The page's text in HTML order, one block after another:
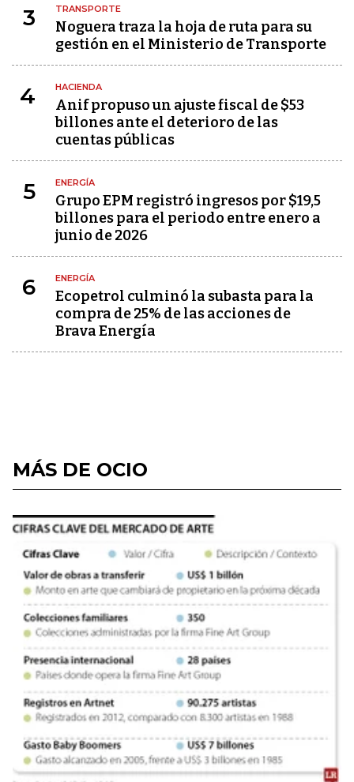
3 TRANSPORTE
Noguera traza la hoja de ruta para su
gestión en el Ministerio de Transporte
4 HACIENDA
Anif propuso un ajuste fiscal de $53
billones ante el deterioro de las
cuentas públicas
5 ENERGÍA
Grupo EPM registró ingresos por $19,5
billones para el periodo entre enero a
junio de 2026
6 ENERGÍA
Ecopetrol culminó la subasta para la
compra de 25% de las acciones de
Brava Energía
MÁS DE OCIO